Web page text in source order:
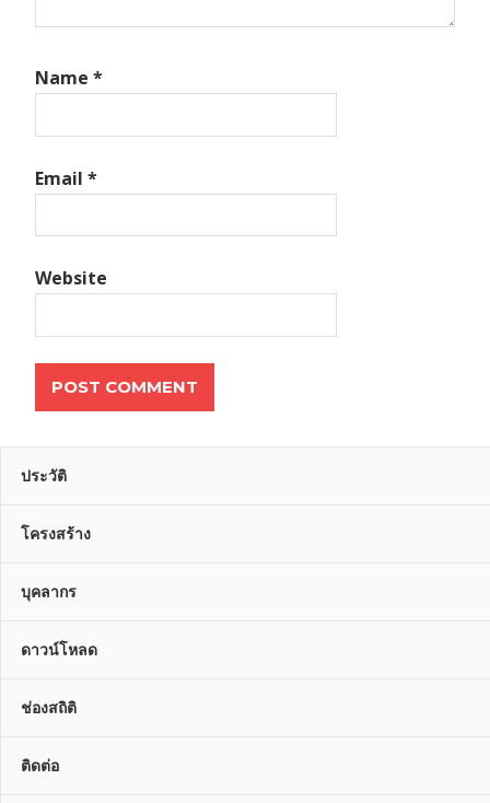
Name *
Email *
Website
ประวัติ
โครงสร้าง
บุคลากร
ดาวน์โหลด
ช่องสถิติ
ติดต่อ